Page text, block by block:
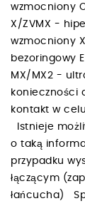
wzmocniony
X/ZVMX -
wzmocniony
bezoringowy
MX/MX2 -
konieczności
kontakt w
Istnieje
o taką
przypadku
łączącym
łańcucha)